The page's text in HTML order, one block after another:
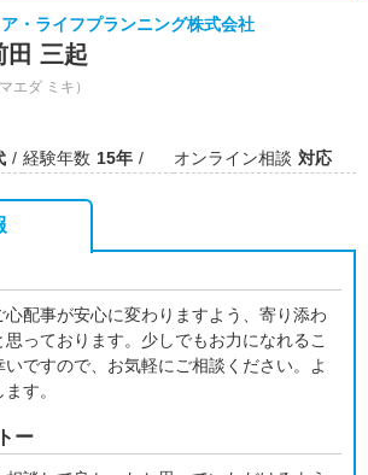
ア・ライフプランニング株式会社
田 三起
マエダ ミキ）
経験年数 15年 オンライン相談 対応
心配事が安心に変わりますよう、寄り添わ
っております。少しでもお力になれるこ
いですので、お気軽にご相談ください。よ
す。
ー